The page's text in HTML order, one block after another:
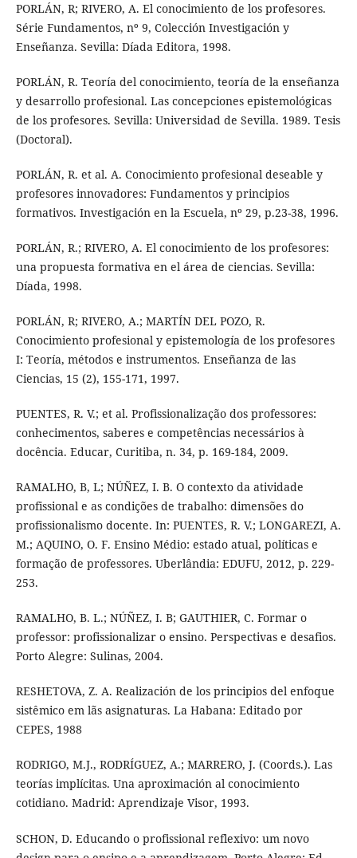
PORLÁN, R; RIVERO, A. El conocimiento de los profesores.
Série Fundamentos, nº 9, Colección Investigación y
Enseñanza. Sevilla: Díada Editora, 1998.
PORLÁN, R. Teoría del conocimiento, teoría de la enseñanza
y desarrollo profesional. Las concepciones epistemológicas
de los profesores. Sevilla: Universidad de Sevilla. 1989. Tesis
(Doctoral).
PORLÁN, R. et al. A. Conocimiento profesional deseable y
profesores innovadores: Fundamentos y principios
formativos. Investigación en la Escuela, nº 29, p.23-38, 1996.
PORLÁN, R.; RIVERO, A. El conocimiento de los profesores:
una propuesta formativa en el área de ciencias. Sevilla:
Díada, 1998.
PORLÁN, R; RIVERO, A.; MARTÍN DEL POZO, R.
Conocimiento profesional y epistemología de los profesores
I: Teoría, métodos e instrumentos. Enseñanza de las
Ciencias, 15 (2), 155-171, 1997.
PUENTES, R. V.; et al. Profissionalização dos professores:
conhecimentos, saberes e competências necessários à
docência. Educar, Curitiba, n. 34, p. 169-184, 2009.
RAMALHO, B, L; NÚÑEZ, I. B. O contexto da atividade
profissional e as condições de trabalho: dimensões do
profissionalismo docente. In: PUENTES, R. V.; LONGAREZI, A.
M.; AQUINO, O. F. Ensino Médio: estado atual, políticas e
formação de professores. Uberlândia: EDUFU, 2012, p. 229-
253.
RAMALHO, B. L.; NÚÑEZ, I. B; GAUTHIER, C. Formar o
professor: profissionalizar o ensino. Perspectivas e desafios.
Porto Alegre: Sulinas, 2004.
RESHETOVA, Z. A. Realización de los principios del enfoque
sistêmico em lãs asignaturas. La Habana: Editado por
CEPES, 1988
RODRIGO, M.J., RODRÍGUEZ, A.; MARRERO, J. (Coords.). Las
teorías implícitas. Una aproximación al conocimiento
cotidiano. Madrid: Aprendizaje Visor, 1993.
SCHON, D. Educando o profissional reflexivo: um novo